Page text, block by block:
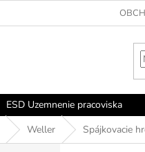
ESD Uzemnenie pracoviska
Weller Spájkovacie